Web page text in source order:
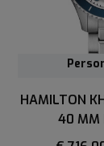
HAMILTON
40 MM